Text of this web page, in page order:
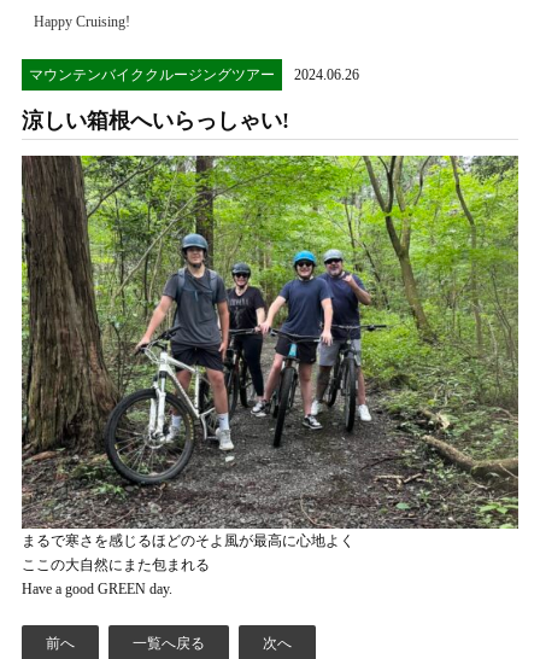
Happy Cruising!
マウンテンバイククルージングツアー 2024.06.26
涼しい箱根へいらっしゃい!
まるで寒さを感じるほどのそよ風が最高に心地よく
ここの大自然にまた包まれる
Have a good GREEN day.
前へ 一覧へ戻る 次へ